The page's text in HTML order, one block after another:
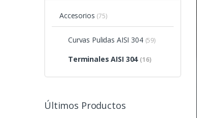
Accesorios (75)
Curvas Pulidas AISI 304 (59)
Terminales AISI 304 (16)
Últimos Productos